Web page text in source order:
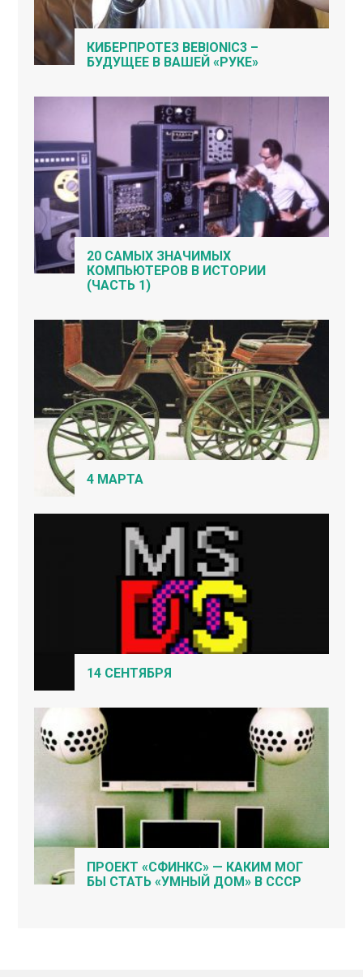
КИБЕРПРОТЕЗ BEBIONIC3 –
БУДУЩЕЕ В ВАШЕЙ «РУКЕ»
20 САМЫХ ЗНАЧИМЫХ
КОМПЬЮТЕРОВ В ИСТОРИИ
(ЧАСТЬ 1)
4 МАРТА
14 СЕНТЯБРЯ
ПРОЕКТ «СФИНКС» — КАКИМ МОГ
БЫ СТАТЬ «УМНЫЙ ДОМ» В СССР